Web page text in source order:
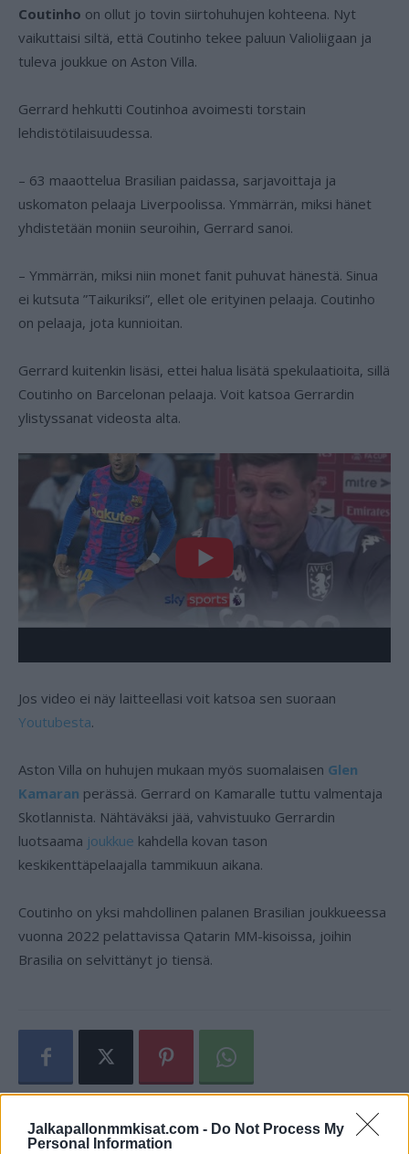
Jalkapallonmmkisat.com - Do Not Process My
Personal Information
Coutinho on ollut jo tovin siirtohuhujen kohteena. Nyt
vaikuttaisi siltä, että Coutinho tekee paluun Valioliigaan ja
tuleva joukkue on Aston Villa.
Gerrard hehkutti Coutinhoa avoimesti torstain
lehdistötilaisuudessa.
– 63 maaottelua Brasilian paidassa, sarjavoittaja ja
uskomaton pelaaja Liverpoolissa. Ymmärrän, miksi hänet
yhdistetään moniin seuroihin, Gerrard sanoi.
– Ymmärrän, miksi niin monet fanit puhuvat hänestä. Sinua
ei kutsuta ”Taikuriksi”, ellet ole erityinen pelaaja. Coutinho
on pelaaja, jota kunnioitan.
Gerrard kuitenkin lisäsi, ettei halua lisätä spekulaatioita, sillä
Coutinho on Barcelonan pelaaja. Voit katsoa Gerrardin
ylistyssanat videosta alta.
Jos video ei näy laitteellasi voit katsoa sen suoraan
Youtubesta.
Aston Villa on huhujen mukaan myös suomalaisen Glen
Kamaran perässä. Gerrard on Kamaralle tuttu valmentaja
Skotlannista. Nähtäväksi jää, vahvistuuko Gerrardin
luotsaama joukkue kahdella kovan tason
keskikenttäpelaajalla tammikuun aikana.
Coutinho on yksi mahdollinen palanen Brasilian joukkueessa
vuonna 2022 pelattavissa Qatarin MM-kisoissa, joihin
Brasilia on selvittänyt jo tiensä.